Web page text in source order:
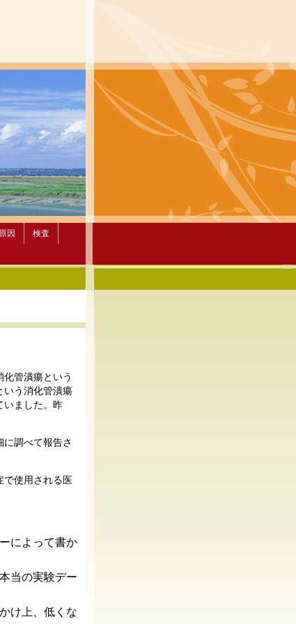
原因 検査
管潰瘍という
いう消化管潰瘍
いました。昨
調べて報告さ
で使用される医
によって書か
当の実験デー
け上、低くな